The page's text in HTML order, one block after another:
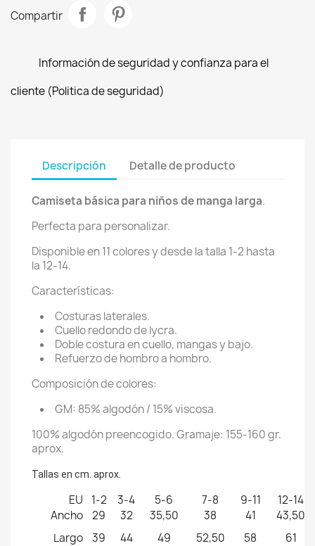
Compartir
Información de seguridad y confianza para el
cliente (Politica de seguridad)
Descripción Detalle de producto
Camiseta básica para niños de manga larga.
Perfecta para personalizar.
Disponible en 11 colores y desde la talla 1-2 hasta
la 12-14.
Características:
Costuras laterales.
Cuello redondo de lycra.
Doble costura en cuello, mangas y bajo.
Refuerzo de hombro a hombro.
Composición de colores:
GM: 85% algodón / 15% viscosa.
100% algodón preencogido. Gramaje: 155-160 gr.
aprox.
Tallas en cm. aprox.
EU 1-2 3-4 5-6 7-8 9-11
12-14
Ancho
29 32 35,50 38 41
43,50
Largo
39 44 49 52,50 58 61